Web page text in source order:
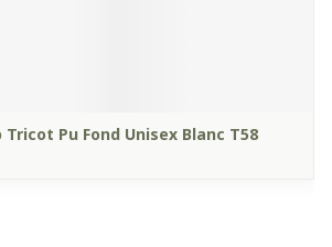
Tricot Pu Fond Unisex Blanc T58